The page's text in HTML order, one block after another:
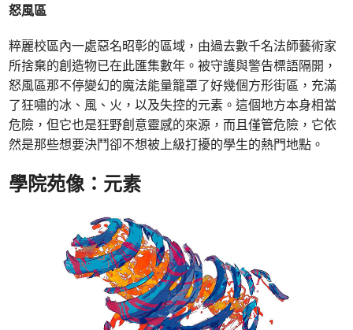
怒風區
粹麗校區內一處惡名昭彰的區域，由過去數千名法師藝術家
所捨棄的創造物已在此匯集數年。被守護與警告標語隔開，
怒風區那不停變幻的魔法能量籠罩了好幾個方形街區，充滿
了狂嘯的冰、風、火，以及失控的元素。這個地方本身相當
危險，但它也是狂野創意靈感的來源，而且僅管危險，它依
然是那些想要決鬥卻不想被上級打擾的學生的熱門地點。
學院苑像：元素